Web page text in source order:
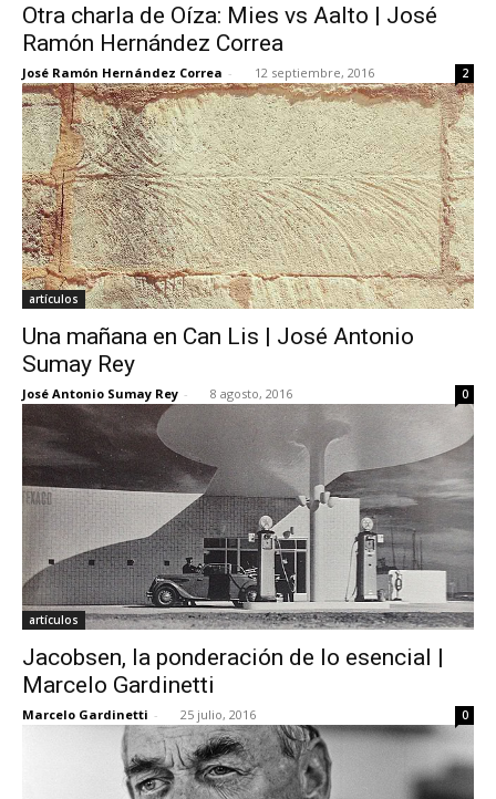
Otra charla de Oíza: Mies vs Aalto | José
Ramón Hernández Correa
José Ramón Hernández Correa - 12 septiembre, 2016 2
artículos
Una mañana en Can Lis | José Antonio
Sumay Rey
José Antonio Sumay Rey - 8 agosto, 2016 0
artículos
Jacobsen, la ponderación de lo esencial |
Marcelo Gardinetti
Marcelo Gardinetti - 25 julio, 2016 0